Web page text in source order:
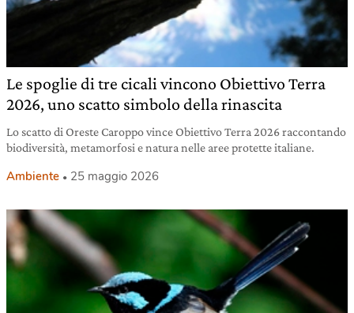
Le spoglie di tre cicali vincono Obiettivo Terra
2026, uno scatto simbolo della rinascita
Lo scatto di Oreste Caroppo vince Obiettivo Terra 2026 raccontando
biodiversità, metamorfosi e natura nelle aree protette italiane.
Ambiente 25 maggio 2026